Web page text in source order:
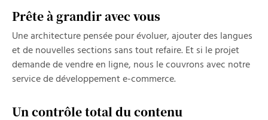
Prête à grandir avec vous
Une architecture pensée pour évoluer, ajouter des langues
et de nouvelles sections sans tout refaire. Et si le projet
demande de vendre en ligne, nous le couvrons avec notre
service de développement e-commerce.
Un contrôle total du contenu